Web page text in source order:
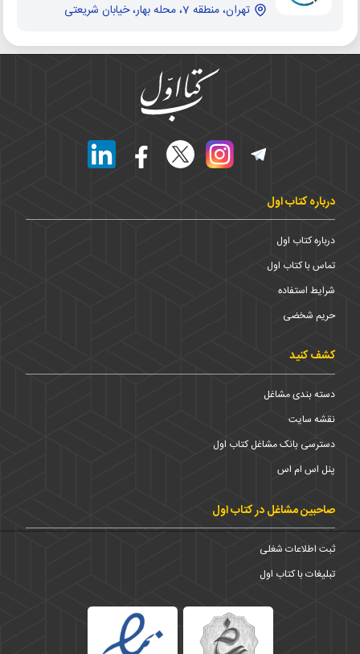
تهران، منطقه 7، محله بهار، خیابان شریعتی
درباره کتاب اول
درباره کتاب اول
تماس با کتاب اول
شرایط استفاده
حریم شخضی
کشف کنید
دسته بندی مشاغل
نقشه سایت
دسترسی بانک مشاغل کتاب اول
پنل اس ام اس
صاحبین مشاغل در کتاب اول
ثبت اطلاعات شغلی
تبلیغات با کتاب اول